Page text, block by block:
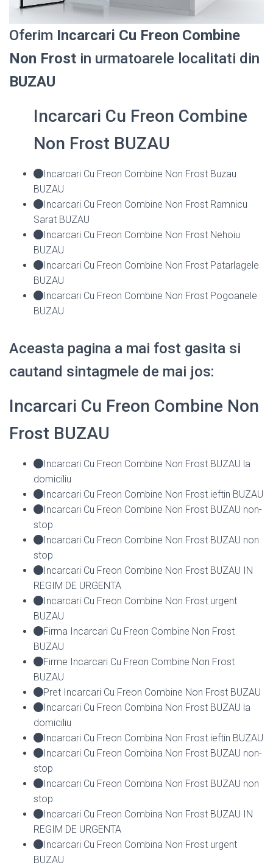
Oferim Incarcari Cu Freon Combine
Non Frost in urmatoarele localitati din
BUZAU
Incarcari Cu Freon Combine
Non Frost BUZAU
Incarcari Cu Freon Combine Non Frost Buzau
BUZAU
Incarcari Cu Freon Combine Non Frost Ramnicu
Sarat BUZAU
Incarcari Cu Freon Combine Non Frost Nehoiu
BUZAU
Incarcari Cu Freon Combine Non Frost Patarlagele
BUZAU
Incarcari Cu Freon Combine Non Frost Pogoanele
BUZAU
Aceasta pagina a mai fost gasita si
cautand sintagmele de mai jos:
Incarcari Cu Freon Combine Non
Frost BUZAU
Incarcari Cu Freon Combine Non Frost BUZAU la
domiciliu
Incarcari Cu Freon Combine Non Frost ieftin BUZAU
Incarcari Cu Freon Combine Non Frost BUZAU non-
stop
Incarcari Cu Freon Combine Non Frost BUZAU non
stop
Incarcari Cu Freon Combine Non Frost BUZAU IN
REGIM DE URGENTA
Incarcari Cu Freon Combine Non Frost urgent
BUZAU
Firma Incarcari Cu Freon Combine Non Frost
BUZAU
Firme Incarcari Cu Freon Combine Non Frost
BUZAU
Pret Incarcari Cu Freon Combine Non Frost BUZAU
Incarcari Cu Freon Combina Non Frost BUZAU la
domiciliu
Incarcari Cu Freon Combina Non Frost ieftin BUZAU
Incarcari Cu Freon Combina Non Frost BUZAU non-
stop
Incarcari Cu Freon Combina Non Frost BUZAU non
stop
Incarcari Cu Freon Combina Non Frost BUZAU IN
REGIM DE URGENTA
Incarcari Cu Freon Combina Non Frost urgent
BUZAU